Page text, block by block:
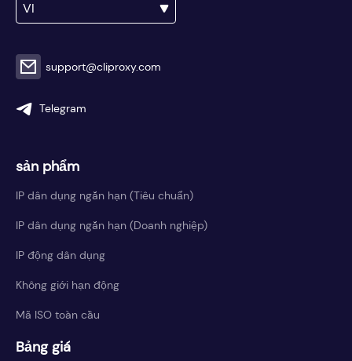
VI
support@cliproxy.com
Telegram
sản phẩm
IP dân dụng ngắn hạn (Tiêu chuẩn)
IP dân dụng ngắn hạn (Doanh nghiệp)
IP động dân dụng
Không giới hạn động
Mã ISO toàn cầu
Bảng giá